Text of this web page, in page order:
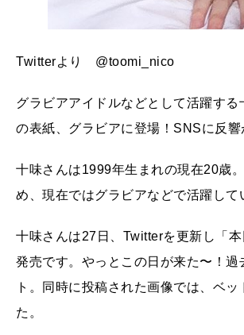
Twitterより @toomi_nico
グラビアアイドルなどとして活躍す
の表紙、グラビアに登場！SNSに反
十味さんは1999年生まれの現在20歳
め、現在ではグラビアなどで活躍して
十味さんは27日、Twitterを更新し「
発売です。やっとこの日が来た〜！
ト。同時に投稿された画像では、ベ
た。